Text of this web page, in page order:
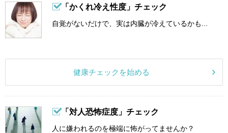
「かくれ冷え性度」チェック
自覚がないだけで、実は内臓が冷えているかも...
健康チェックを始める
「対人恐怖症度」チェック
人に嫌われるのを極端に怖がってませんか？